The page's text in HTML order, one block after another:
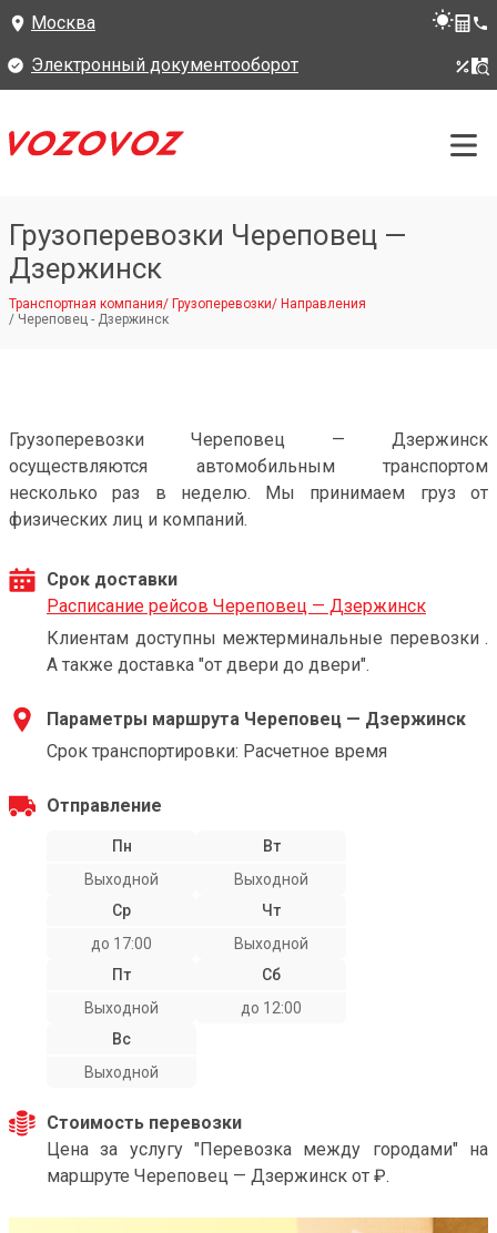
Москва
Электронный документооборот
Грузоперевозки Череповец —
Дзержинск
Транспортная компания/ Грузоперевозки/ Направления
/ Череповец - Дзержинск
Грузоперевозки Череповец — Дзержинск
осуществляются автомобильным транспортом
несколько раз в неделю. Мы принимаем груз от
физических лиц и компаний.
Срок доставки
Расписание рейсов Череповец — Дзержинск
Клиентам доступны межтерминальные перевозки .
А также доставка "от двери до двери".
Параметры маршрута Череповец — Дзержинск
Срок транспортировки: Расчетное время
Отправление
Пн
Выходной
Вт
Выходной
Ср
до 17:00
Чт
Выходной
Пт
Выходной
Сб
до 12:00
Вс
Выходной
Стоимость перевозки
Цена за услугу "Перевозка между городами" на
маршруте Череповец — Дзержинск от ₽.